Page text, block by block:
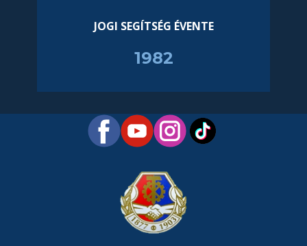
JOGI SEGÍTSÉG ÉVENTE
1998